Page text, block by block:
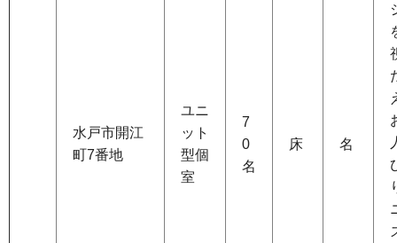
水戸市開江
町7番地
ユニ
ット
型個
室
7
0
名
床 名